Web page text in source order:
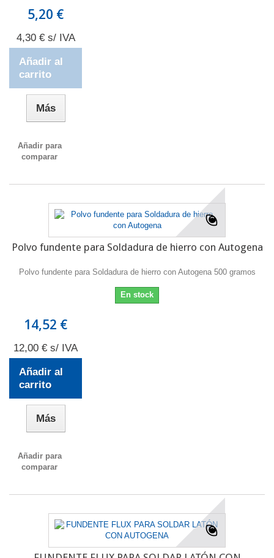
5,20 €
4,30 € s/ IVA
Añadir al
carrito
Más
Añadir para
comparar
Polvo fundente para Soldadura de hierro con Autogena
Polvo fundente para Soldadura de hierro con Autogena 500 gramos
En stock
14,52 €
12,00 € s/ IVA
Añadir al
carrito
Más
Añadir para
comparar